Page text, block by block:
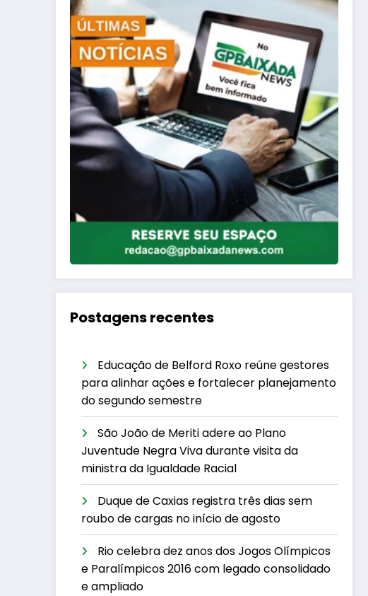
Postagens recentes
Educação de Belford Roxo reúne gestores
para alinhar ações e fortalecer planejamento
do segundo semestre
São João de Meriti adere ao Plano
Juventude Negra Viva durante visita da
ministra da Igualdade Racial
Duque de Caxias registra três dias sem
roubo de cargas no início de agosto
Rio celebra dez anos dos Jogos Olímpicos
e Paralímpicos 2016 com legado consolidado
e ampliado